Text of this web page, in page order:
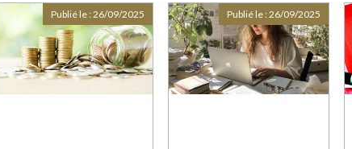
d'amende - Actu-
Juridique
Publié le :26/09/2025 Publié le :26/09/2025